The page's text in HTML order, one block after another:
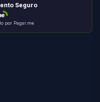
Seguro
por Pagar.me